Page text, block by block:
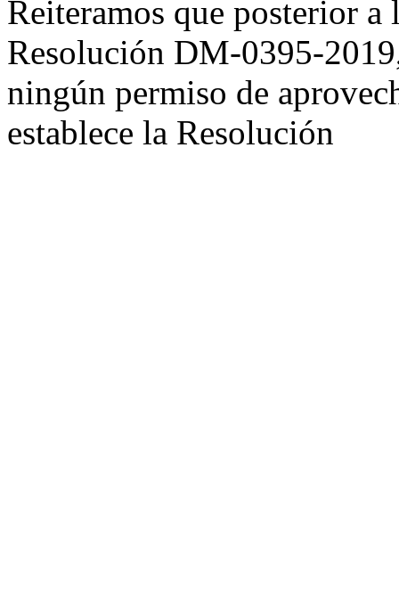
Reiteramos que posterior
Resolución DM-0395-
ningún permiso de
establece la Resolución